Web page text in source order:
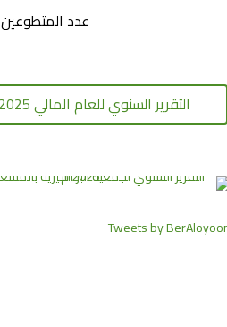
عدد المتطوعين
التقرير السنوي للعام المالي 2025 م
Tweets by